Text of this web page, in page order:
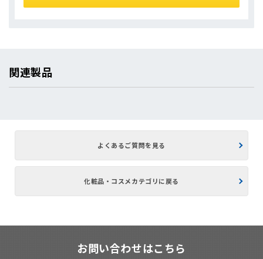
関連製品
よくあるご質問を見る
化粧品・コスメカテゴリに戻る
お問い合わせはこちら